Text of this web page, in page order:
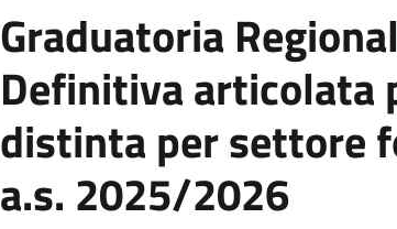
Graduatoria
Definitiva articolata
distinta per settore
a.s. 2025/2026